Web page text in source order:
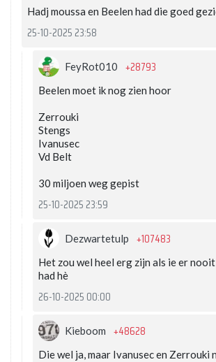
Hadj moussa en Beelen had die goed
25-10-2025 23:58
FeyRot010 +28793
Beelen moet ik nog zien hoor
Zerrouki
Stengs
Ivanusec
Vd Belt
30 miljoen weg gepist
25-10-2025 23:59
Dezwartetulp +107483
Het zou wel heel erg zijn als ie er
had hè
26-10-2025 00:00
Kieboom +48628
Die wel ja, maar Ivanusec en Zerrouki